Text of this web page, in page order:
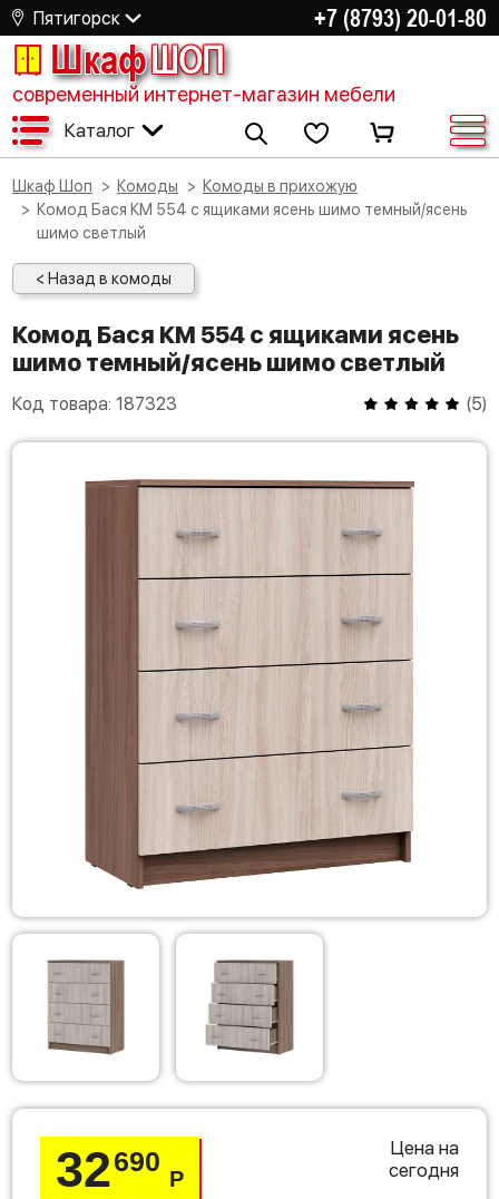
Пятигорск +7 (8793) 20-01-80
ШкафШОП
современный интернет-магазин мебели
Каталог
Шкаф Шоп Комоды
Комоды в прихожую
Комод Бася КМ 554 с ящиками ясень шимо темный/ясень
шимо светлый
< Назад в комоды
Комод Бася КМ 554 с ящиками ясень
шимо темный/ясень шимо светлый
Код товара: 187323 (5)
32690
Р
Цена на
сегодня